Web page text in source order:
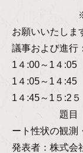
※会議中禁
お願いいたしま
議事および進行：
1４:00～1４:05
1４:05～1４
1４:45～1５:2
題目 「維持
ート性状の観
発表者：株式